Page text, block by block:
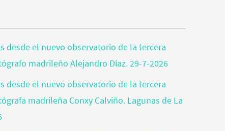
desde el nuevo observatorio de la tercera
madrileño Alejandro Díaz. 29-7-2026
desde el nuevo observatorio de la tercera
madrileña Conxy Calviño. Lagunas de La